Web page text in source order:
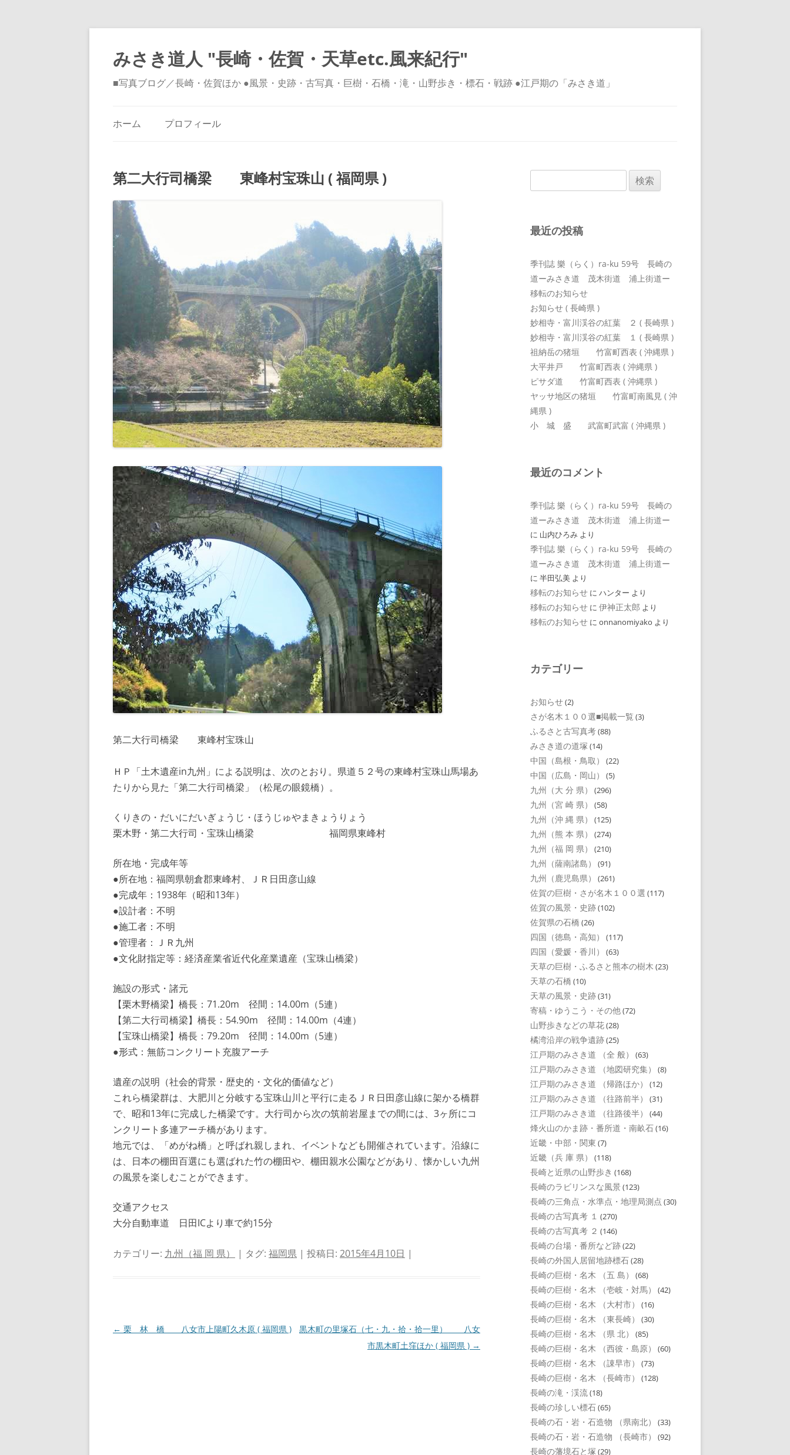
みさき道人 "長崎・佐賀・天草etc.風来紀行"
■写真ブログ／長崎・佐賀ほか ●風景・史跡・古写真・巨樹・石橋・滝・山野歩き・標石・戦跡 ●江戸期の「みさき道」
ホーム プロフィール
第二大行司橋梁 東峰村宝珠山 ( 福岡県 )
第二大行司橋梁 東峰村宝珠山
ＨＰ「土木遺産in九州」による説明は、次のとおり。県道５２号の東峰村宝珠山馬場あ
たりから見た「第二大行司橋梁」（松尾の眼鏡橋）。
くりきの・だいにだいぎょうじ・ほうじゅやまきょうりょう
栗木野・第二大行司・宝珠山橋梁 福岡県東峰村
所在地・完成年等
●所在地：福岡県朝倉郡東峰村、ＪＲ日田彦山線
●完成年：1938年（昭和13年）
●設計者：不明
●施工者：不明
●管理者：ＪＲ九州
●文化財指定等：経済産業省近代化産業遺産（宝珠山橋梁）
施設の形式・諸元
【栗木野橋梁】橋長：71.20m 径間：14.00m（5連）
【第二大行司橋梁】橋長：54.90m 径間：14.00m（4連）
【宝珠山橋梁】橋長：79.20m 径間：14.00m（5連）
●形式：無筋コンクリート充腹アーチ
遺産の説明（社会的背景・歴史的・文化的価値など）
これら橋梁群は、大肥川と分岐する宝珠山川と平行に走るＪＲ日田彦山線に架かる橋群
で、昭和13年に完成した橋梁です。大行司から次の筑前岩屋までの間には、3ヶ所にコ
ンクリート多連アーチ橋があります。
地元では、「めがね橋」と呼ばれ親しまれ、イベントなども開催されています。沿線に
は、日本の棚田百選にも選ばれた竹の棚田や、棚田親水公園などがあり、懐かしい九州
の風景を楽しむことができます。
交通アクセス
大分自動車道 日田ICより車で約15分
カテゴリー: 九州（福 岡 県） | タグ: 福岡県 | 投稿日: 2015年4月10日 |
投
← 栗 林 橋 八女市上陽町久木原 ( 福岡県 )
黒木町の里塚石（七・九・拾・拾一里） 八女
市黒木町土窪ほか ( 福岡県 ) →
索:
最近の投稿
季刊誌 樂（らく）ra-ku 59号 長崎の
道ーみさき道 茂木街道 浦上街道ー
移転のお知らせ
お知らせ ( 長崎県 )
妙相寺・富川渓谷の紅葉 ２ ( 長崎県 )
妙相寺・富川渓谷の紅葉 １ ( 長崎県 )
祖納岳の猪垣 竹富町西表 ( 沖縄県 )
大平井戸 竹富町西表 ( 沖縄県 )
ピサダ道 竹富町西表 ( 沖縄県 )
ヤッサ地区の猪垣 竹富町南風見 ( 沖
縄県 )
小 城 盛 武富町武富 ( 沖縄県 )
最近のコメント
季刊誌 樂（らく）ra-ku 59号 長崎の
道ーみさき道 茂木街道 浦上街道ー
に 山内ひろみ より
季刊誌 樂（らく）ra-ku 59号 長崎の
道ーみさき道 茂木街道 浦上街道ー
に 半田弘美 より
移転のお知らせ に ハンター より
移転のお知らせ に 伊神正太郎 より
移転のお知らせ に onnanomiyako より
カテゴリー
お知らせ(2)
さが名木１００選■掲載一覧 (3)
ふるさと古写真考(88)
みさき道の道塚 (14)
中国（島根・鳥取） (22)
中国（広島・岡山） (5)
九州（大 分 県） (296)
九州（宮 崎 県） (58)
九州（沖 縄 県） (125)
九州（熊 本 県） (274)
九州（福 岡 県） (210)
九州（薩南諸島） (91)
九州（鹿児島県） (261)
佐賀の巨樹・さが名木１００選 (117)
佐賀の風景・史跡(102)
佐賀県の石橋 (26)
四国（徳島・高知） (117)
四国（愛媛・香川） (63)
天草の巨樹・ふるさと熊本の樹木 (23)
天草の石橋 (10)
天草の風景・史跡(31)
寄稿・ゆうこう・その他(72)
山野歩きなどの草花(28)
橘湾沿岸の戦争遺跡(25)
江戸期のみさき道 （全 般） (63)
江戸期のみさき道 （地図研究集） (8)
江戸期のみさき道 （帰路ほか） (12)
江戸期のみさき道 （往路前半） (31)
江戸期のみさき道 （往路後半） (44)
烽火山のかま跡・番所道・南畝石(16)
近畿・中部・関東 (7)
近畿（兵 庫 県） (118)
長崎と近県の山野歩き (168)
長崎のラビリンスな風景 (123)
長崎の三角点・水準点・地理局測点 (30)
長崎の古写真考 １ (270)
長崎の古写真考 ２ (146)
長崎の台場・番所など跡(22)
長崎の外国人居留地跡標石(28)
長崎の巨樹・名木 （五 島） (68)
長崎の巨樹・名木 （壱岐・対馬） (42)
長崎の巨樹・名木 （大村市） (16)
長崎の巨樹・名木 （東長崎） (30)
長崎の巨樹・名木 （県 北） (85)
長崎の巨樹・名木 （西彼・島原） (60)
長崎の巨樹・名木 （諌早市） (73)
長崎の巨樹・名木 （長崎市） (128)
長崎の滝・渓流(18)
長崎の珍しい標石(65)
長崎の石・岩・石造物 （県南北） (33)
長崎の石・岩・石造物 （長崎市） (92)
長崎の藩境石と塚 (29)